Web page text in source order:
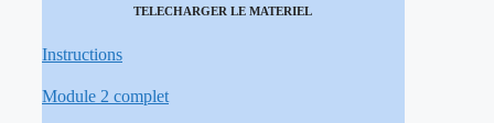
TELECHARGER LE MATERIEL
Instructions
Module 2 complet